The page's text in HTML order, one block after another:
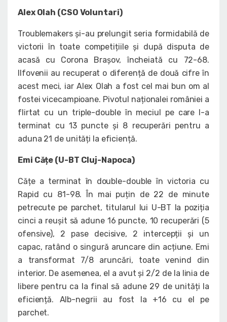
Alex Olah (CSO Voluntari)
Troublemakers și-au prelungit seria formidabilă de
victorii în toate competițiile și după disputa de
acasă cu Corona Brașov, încheiată cu 72-68.
Ilfovenii au recuperat o diferență de două cifre în
acest meci, iar Alex Olah a fost cel mai bun om al
fostei vicecampioane. Pivotul naționalei româniei a
flirtat cu un triple-double în meciul pe care l-a
terminat cu 13 puncte și 8 recuperări pentru a
aduna 21 de unități la eficiență.
Emi Cățe (U-BT Cluj-Napoca)
Cățe a terminat în double-double în victoria cu
Rapid cu 81-98. În mai puțin de 22 de minute
petrecute pe parchet, titularul lui U-BT la poziția
cinci a reușit să adune 16 puncte, 10 recuperări (5
ofensive), 2 pase decisive, 2 intercepții și un
capac, ratând o singură aruncare din acțiune. Emi
a transformat 7/8 aruncări, toate venind din
interior. De asemenea, el a avut și 2/2 de la linia de
libere pentru ca la final să adune 29 de unități la
eficiență. Alb-negrii au fost la +16 cu el pe
parchet.